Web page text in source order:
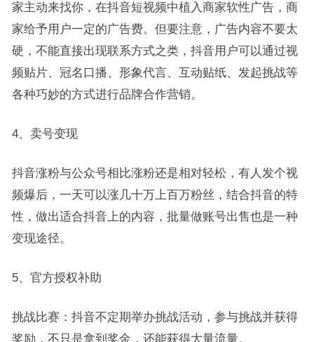
家主动来找你，在抖音短视频中植入商家软性广告，商
家给予用户一定的广告费。但要注意，广告内容不要太
硬，不能直接出现联系方式之类，抖音用户可以通过视
频贴片、冠名口播、形象代言、互动贴纸、发起挑战等
各种巧妙的方式进行品牌合作营销。
4、卖号变现
抖音涨粉与公众号相比涨粉还是相对轻松，有人发个视
频爆后，一天可以涨几十万上百万粉丝，结合抖音的特
性，做出适合抖音上的内容，批量做账号出售也是一种
变现途径。
5、官方授权补助
挑战比赛：抖音不定期举办挑战活动，参与挑战并获得
奖励，不只是拿到奖金，还能获得大量流量。